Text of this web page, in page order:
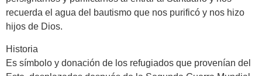
recuerda el agua del bautismo que nos purificó y nos hizo
hijos de Dios.
Historia
Es símbolo y donación de los refugiados que provenían del